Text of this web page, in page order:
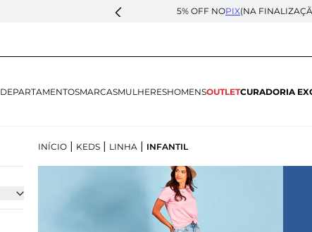
5% OFF NOPIX(NA
DEPARTAMENTOSMARCASMULHERESHOMENSOUTLETCURADORIA
INÍCIO | KEDS | LINHA | INFANTIL